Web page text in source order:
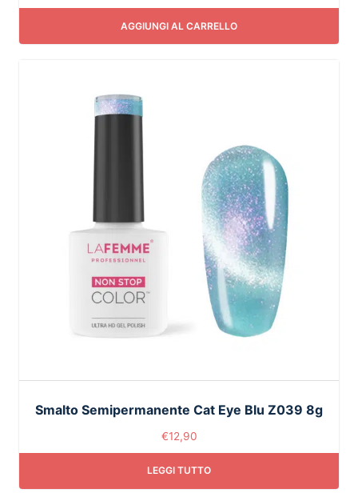
AGGIUNGI AL CARRELLO
Smalto Semipermanente Cat Eye Blu Z039 8g
€12,90
LEGGI TUTTO